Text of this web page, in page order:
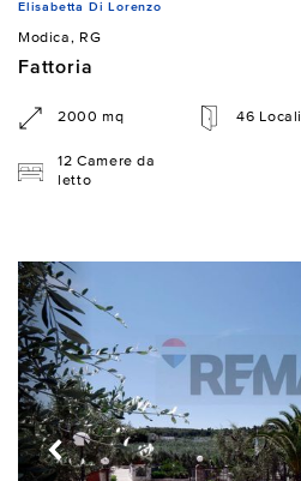
Elisabetta Di Lorenzo
Modica, RG
Fattoria
2000 mq 46 Locali
12 Camere da
letto